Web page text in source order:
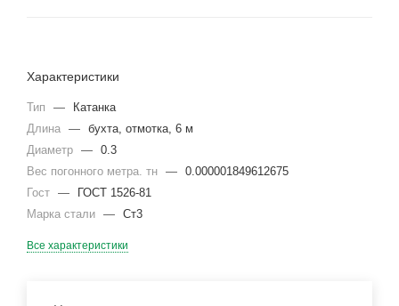
Характеристики
Тип —
Катанка
Длина — бухта, отмотка, 6 м
Диаметр — 0.3
Вес погонного метра. тн — 0.000001849612675
Гост —
ГОСТ 1526-81
Марка стали — Ст3
Все характеристики